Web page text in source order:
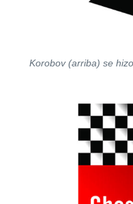
Korobov (arriba) se